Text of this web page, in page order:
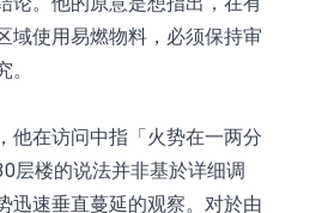
域使用易燃物料，必须保持审
他在访问中指「火势在一两分
层楼的说法并非基於详细调
迅速垂直蔓延的观察。对於由